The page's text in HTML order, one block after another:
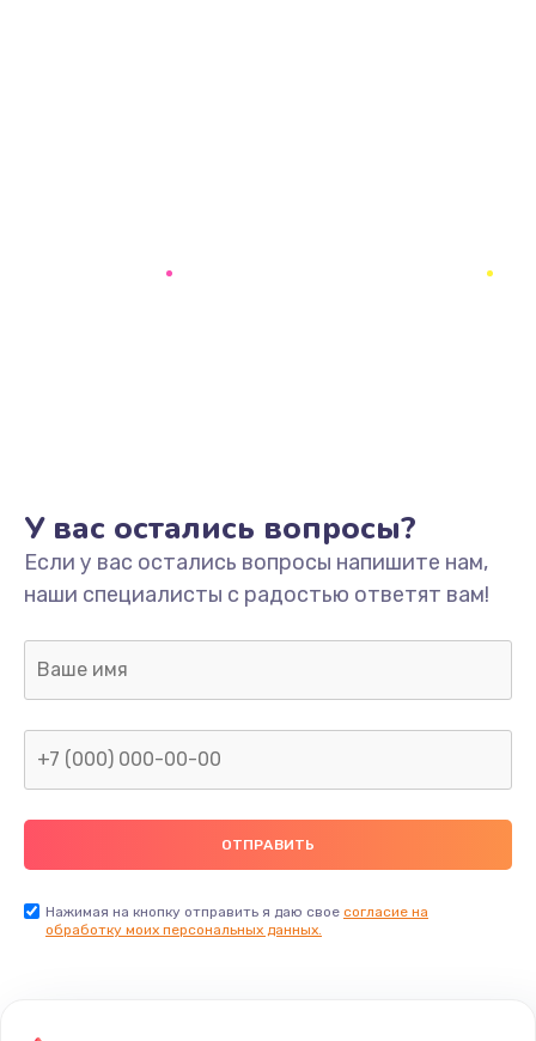
У вас остались вопросы?
Если у вас остались вопросы напишите нам,
наши специалисты с радостью ответят вам!
Нажимая на кнопку отправить я даю свое согласие на
обработку моих персональных данных.